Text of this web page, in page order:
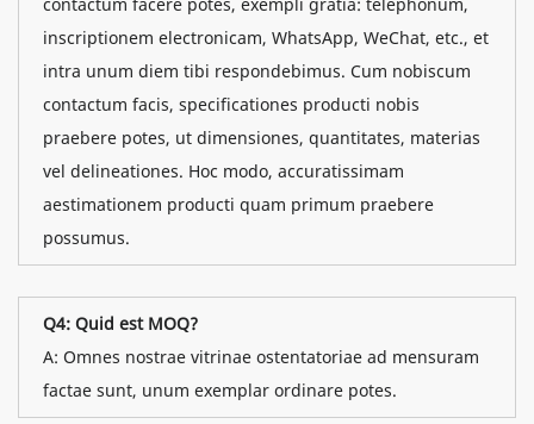
inscriptionem electronicam, WhatsApp, WeChat, etc., et
intra unum diem tibi respondebimus. Cum nobiscum
contactum facis, specificationes producti nobis
praebere potes, ut dimensiones, quantitates, materias
vel delineationes. Hoc modo, accuratissimam
aestimationem producti quam primum praebere
possumus.
Q4: Quid est MOQ?
A: Omnes nostrae vitrinae ostentatoriae ad mensuram
factae sunt, unum exemplar ordinare potes.